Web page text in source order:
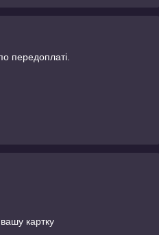
передоплаті.
картку